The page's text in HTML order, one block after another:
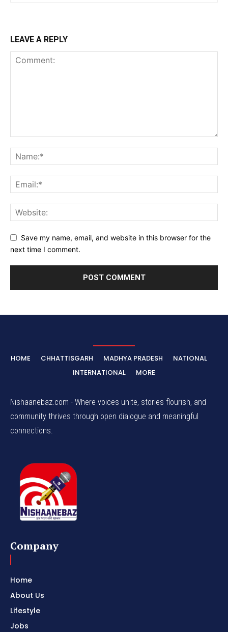
LEAVE A REPLY
Save my name, email, and website in this browser for the
next time I comment.
HOME CHHATTISGARH MADHYA PRADESH
NATIONAL
INTERNATIONAL
MORE
Nishaanebaz.com - Where voices unite, stories flourish, and
community thrives through open dialogue and meaningful
connections.
Company
Home
About Us
Lifestyle
Jobs